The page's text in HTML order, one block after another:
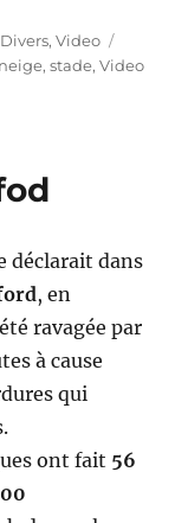
Catégories
Divers,Video
neige,stade,Video
déclarait dans
, en
ravagée par
à cause
qui
ont fait 56